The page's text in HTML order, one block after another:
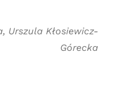
Urszula Kłosiewicz-
Górecka